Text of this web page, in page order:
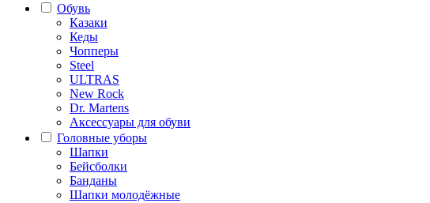
Обувь
Казаки
Кеды
Чопперы
Steel
ULTRAS
New Rock
Dr. Martens
Аксессуары для обуви
Головные уборы
Шапки
Бейсболки
Банданы
Шапки молодёжные